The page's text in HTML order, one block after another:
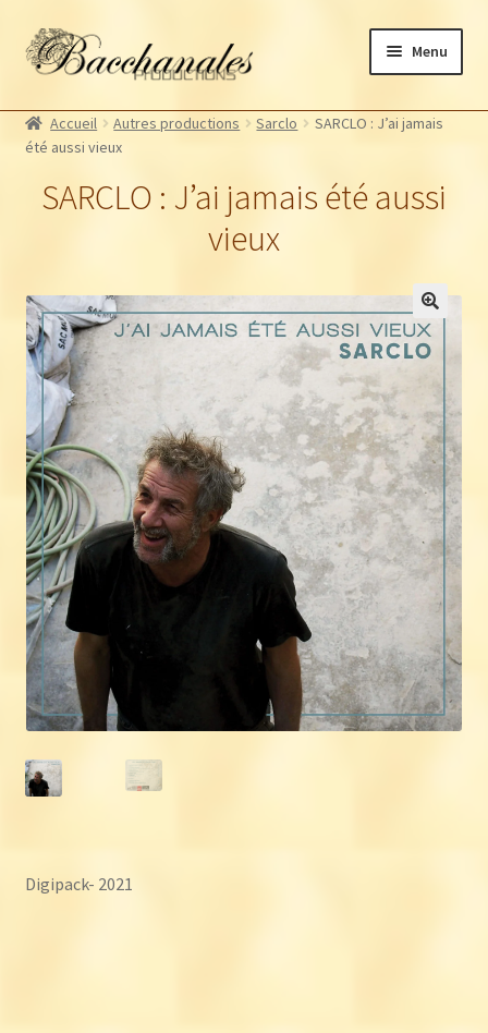
Aller
à
navigation
Aller
au
Menu
Artistes Bacchanales
menu
Ouvrir
le
Souscriptions
Accueil Autres productions Sarclo
SARCLO : J’ai jamais
été aussi vieux
SARCLO : J’ai jamais été aussi
vieux
🔍
Digipack- 2021